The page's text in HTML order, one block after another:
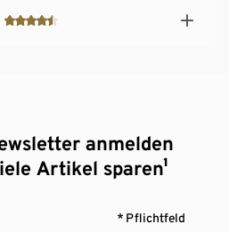
anmelden
Artikel sparen¹
* Pflichtfeld